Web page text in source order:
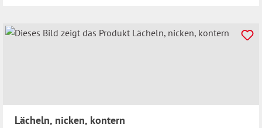
Lächeln, nicken, kontern